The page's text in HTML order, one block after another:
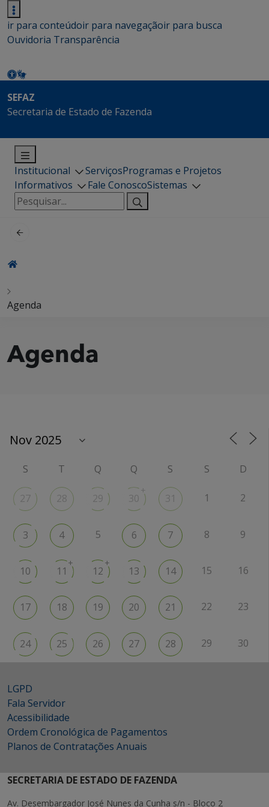
ir para conteúdoir para navegaçãoir para busca
Ouvidoria Transparência
SEFAZ
Secretaria de Estado de Fazenda
Institucional ServiçosProgramas e Projetos
Informativos
Fale ConoscoSistemas
Pesquisar
por:
Agenda
Agenda
S T Q Q S S D
27 28 29 30
+
31 1 2
3 4 5 6 7 8 9
10 11
+
12
+
13 14 15 16
17 18 19 20 21 22 23
24 25 26 27 28 29 30
LGPD
Fala Servidor
Acessibilidade
Ordem Cronológica de Pagamentos
Planos de Contratações Anuais
SECRETARIA DE ESTADO DE FAZENDA
Av. Desembargador José Nunes da Cunha s/n - Bloco 2